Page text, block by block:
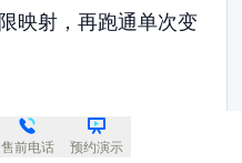
映射，再跑通单次变
，可行吗？
售前电话 预约演示